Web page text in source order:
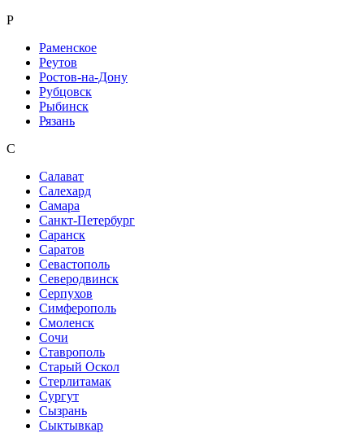
Р
Раменское
Реутов
Ростов-на-Дону
Рубцовск
Рыбинск
Рязань
С
Салават
Салехард
Самара
Санкт-Петербург
Саранск
Саратов
Севастополь
Северодвинск
Серпухов
Симферополь
Смоленск
Сочи
Ставрополь
Старый Оскол
Стерлитамак
Сургут
Сызрань
Сыктывкар